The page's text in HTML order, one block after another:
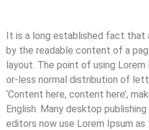
It is a long established fact that
by the readable content of a
layout. The point of using
or-less normal distribution of
‘Content here, content here’,
English. Many desktop
editors now use Lorem Ipsum